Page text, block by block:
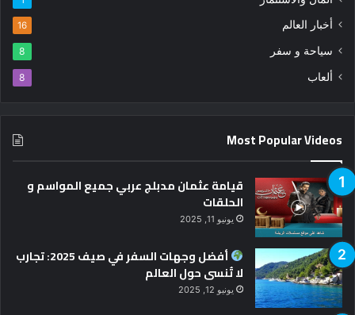
أخبار العالم 16
سياحة و سفر 8
ألعاب 8
Most Popular Videos
قيامة عثمان مدبلج عربي جميع المواسم و
الحلقات
يونيو 11, 2025
أفضل وجهات السفر في صيف 2025: تجارب
لا تُنسى حول العالم
يونيو 12, 2025